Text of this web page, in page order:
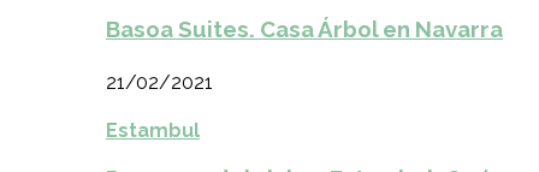
Basoa Suites. Casa Árbol en Navarra
21/02/2021
Estambul